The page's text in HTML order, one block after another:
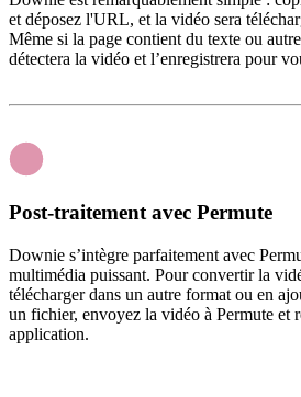
et déposez l'URL, et la vidéo sera
Même si la page contient du texte ou
détectera la vidéo et l’enregistrera pour
Post-traitement avec Permute
Downie s’intègre parfaitement avec
multimédia puissant. Pour convertir la
télécharger dans un autre format ou en
un fichier, envoyez la vidéo à Permute et
application.